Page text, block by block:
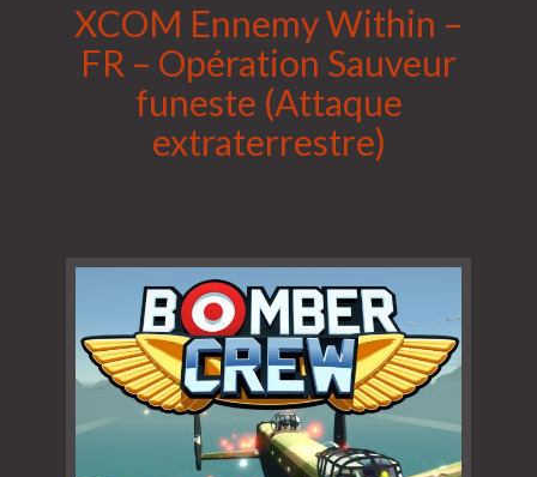
XCOM Ennemy Within –
FR – Opération Sauveur
funeste (Attaque
extraterrestre)